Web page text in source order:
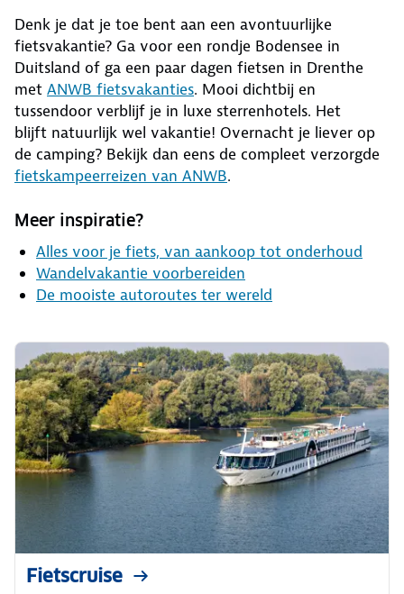
Denk je dat je toe bent aan een avontuurlijke
fietsvakantie? Ga voor een rondje Bodensee in
Duitsland of ga een paar dagen fietsen in Drenthe
met ANWB fietsvakanties. Mooi dichtbij en
tussendoor verblijf je in luxe sterrenhotels. Het
blijft natuurlijk wel vakantie! Overnacht je liever op
de camping? Bekijk dan eens de compleet verzorgde
fietskampeerreizen van ANWB.
Meer inspiratie?
Alles voor je fiets, van aankoop tot onderhoud
Wandelvakantie voorbereiden
De mooiste autoroutes ter wereld
Fietscruise